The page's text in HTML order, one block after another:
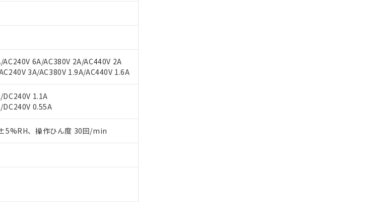
6A/AC380V 2A/AC440V 2A
3A/AC380V 1.9A/AC440V 1.6A
1.1A
0.55A
、操作ひん度 30回/min
ご利用ください。
商品の当社在庫状況および標準価格(税抜)を提供させていただ
本サービスの対象外となる商品もあることをご了承ください。
記載している更新日時点での社内データに基づき作成されるも
様のお取引先、またはお客様担当のオムロン制御機器販売店・
有に対応した製品に切り替える予定のある商品です。
非含有に非対応の商品で、対応品を出す予定はありません。
非含有の対応状況を調査中または確認中の商品です。
害物質有無と関係のない商品です。
ドミウム(Cd) 100ppm以下、
類(PBB) 1000ppm以下、ポリ臭化ジフェニルエーテル類(PBDE) 1000ppm以下、
1000ppm以下、フタル酸ブチルベンジル（BBP） 1000ppm以下、フタル酸ジブチ
1000ppm以下
適用除外項目は除く。
意図的な使用がないことを確認しています。
基準値以下であることを示します。
基準値を超えていることを示します。
い合わせください。
ウム) : 100ppm、
合は、日本国政府の輸出許可(または役務取引許可)を取得する
全に破砕するなど、違法に輸出されないよう必要な手段を講じ
、化学兵器、生物兵器またはその他武器並びにこれらの製造装
る場合は、上記1、2および3の内容を当該第三者に通知します。